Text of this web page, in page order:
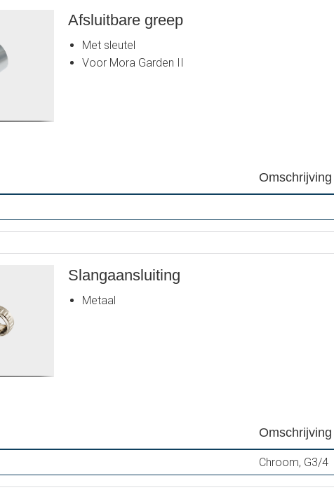
Afsluitbare greep
Met sleutel
Voor Mora Garden II
Omschrijving
Slangaansluiting
Metaal
Omschrijving
Chroom, G3/4